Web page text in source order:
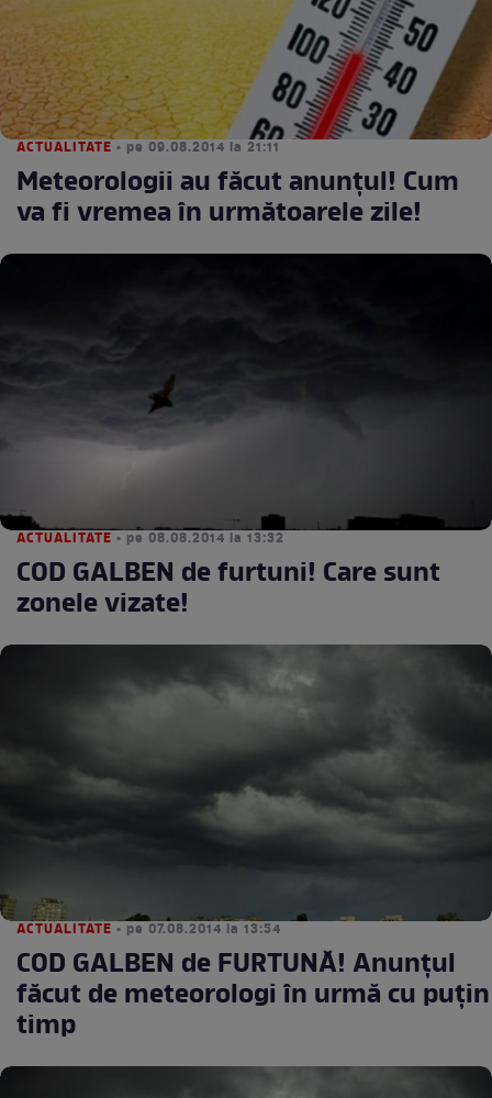
ACTUALITATE • pe 09.08.2014 la 21:11
Meteorologii au făcut anunţul! Cum
va fi vremea în următoarele zile!
ACTUALITATE • pe 08.08.2014 la 13:32
COD GALBEN de furtuni! Care sunt
zonele vizate!
ACTUALITATE • pe 07.08.2014 la 13:54
COD GALBEN de FURTUNĂ! Anunţul
făcut de meteorologi în urmă cu puţin
timp